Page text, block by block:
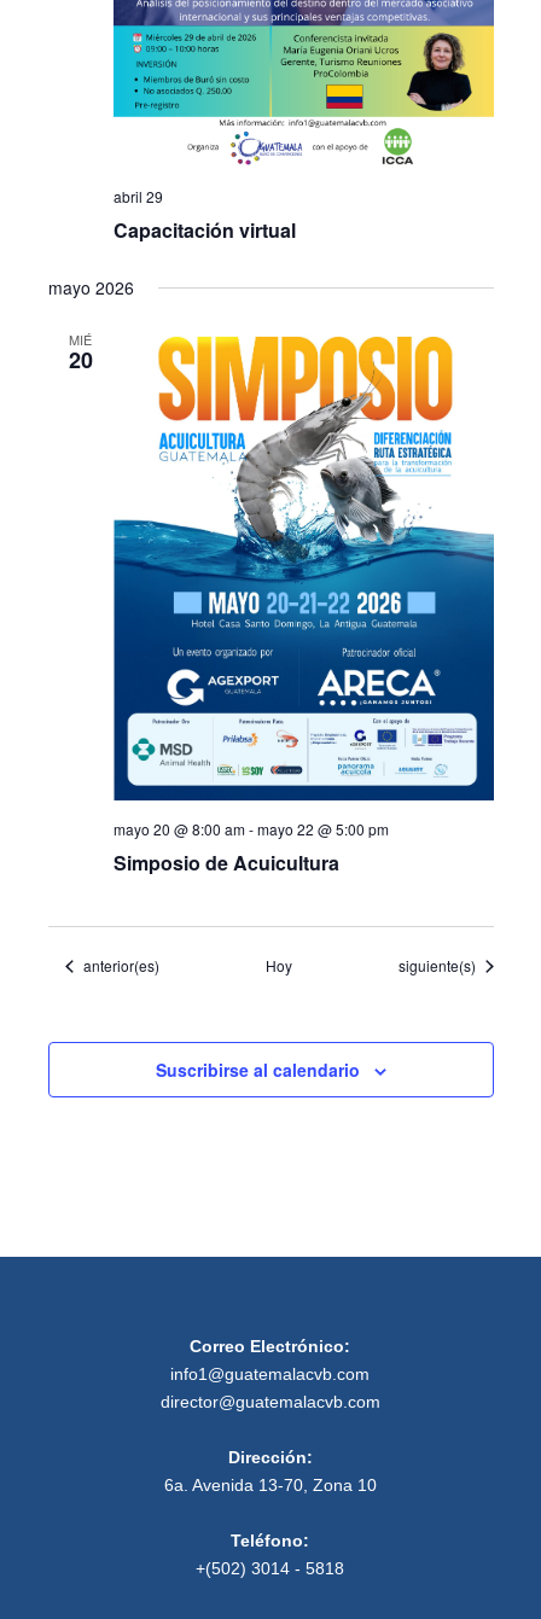
abril 29
Capacitación virtual
mayo 2026
MIÉ
20
mayo 20 @ 8:00 am-mayo 22 @ 5:00 pm
Simposio de Acuicultura
Eventos
anterior(es) Hoy Eventos
siguiente(s)
Suscribirse al calendario
Correo Electrónico:
info1@guatemalacvb.com
director@guatemalacvb.com
Dirección:
6a. Avenida 13-70, Zona 10
Teléfono:
+(502) 3014 - 5818